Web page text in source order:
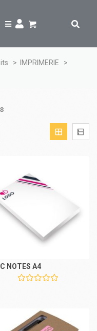
> IMPRIMERIE
>
NOTES A4